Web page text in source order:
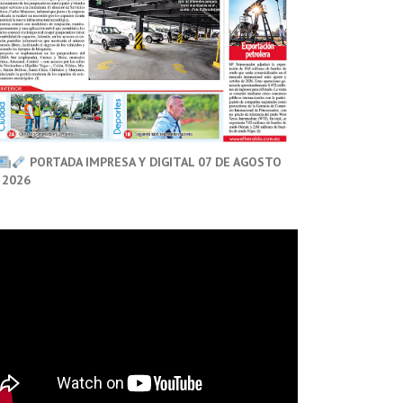
PORTADA IMPRESA Y DIGITAL 07 DE AGOSTO
2026